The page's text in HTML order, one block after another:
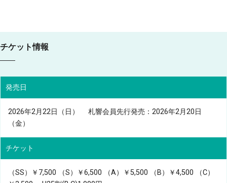
ァ」の監督として武満徹などの現代作品を数多く初演。ルツ
ェルン音楽祭の監督としては創造的なプログラミングと会場
ィル、テジョン・フィルのポストを歴任。フィルハーモニア
バーグ響、ロサンジェルス･フィル、パリ管、モントリオー
ル響、レニングラード･フィル、シドニー響、N響など世界
各地のオーケストラに客演。CD録音はこれまでに80タイト
ル以上あり数々の国際的な賞を受賞している。
として、テーマを掲げた年間プログラムなどに取り組み、
チケット情報
発売日
2026年2月22日（日） 札響会員先行発売：2026年2月20日
（金）
チケット
（SS）￥7,500 （S）￥6,500 （A）￥5,500 （B）￥4,500
（C）